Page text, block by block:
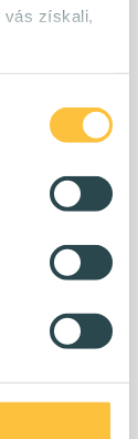
získali,
len diktuješ
Technicky